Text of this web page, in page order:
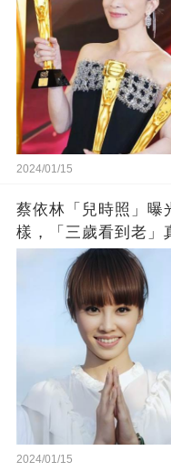
2024/01/15
蔡依林「兒時照」曝
樣，「三歲看到老」
2024/01/15